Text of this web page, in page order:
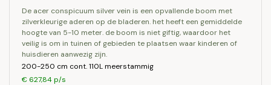
de acer conspicuum silver vein is een opvallende boom met
zilverkleurige aderen op de bladeren. het heeft een gemiddelde
hoogte van 5-10 meter. de boom is niet giftig, waardoor het
veilig is om in tuinen of gebieden te plaatsen waar kinderen of
huisdieren aanwezig zijn.
200-250 cm cont. 110L meerstammig
€ 627,84 p/s